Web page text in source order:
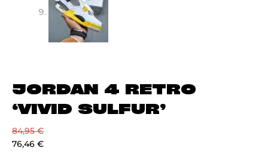
JORDAN 4 RETRO
‘VIVID SULFUR’
84,95€
76,46 €